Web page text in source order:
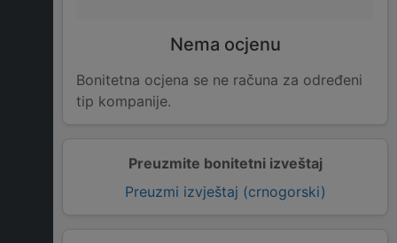
Preuzmite bonitetni izveštaj
Preuzmi izvještaj (crnogorski)
Nema ocjenu
Bonitetna ocjena se ne računa za određeni
tip kompanije.